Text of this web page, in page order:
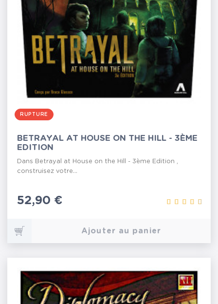
RUPTURE
BETRAYAL AT HOUSE ON THE HILL - 3ÈME
EDITION
Dans Betrayal at House on the Hill - 3ème Edition ,
construisez votre...
Prix
52,90 €
Ajouter au panier